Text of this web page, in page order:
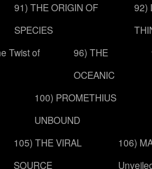
91) THE ORIGIN OF
SPECIES
92)
Twist of
96) THE
OCEANIC
100) PROMETHIUS
UNBOUND
105) THE VIRAL
SOURCE
106)